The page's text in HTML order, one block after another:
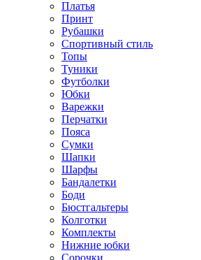
Платья
Принт
Рубашки
Спортивный стиль
Топы
Туники
Футболки
Юбки
Варежки
Перчатки
Пояса
Сумки
Шапки
Шарфы
Бандалетки
Боди
Бюстгальтеры
Колготки
Комплекты
Нижние юбки
Сорочки